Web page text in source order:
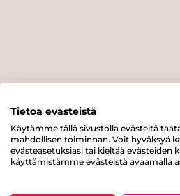
Tietoa evästeistä
Käytämme tällä sivustolla evästeitä
mahdollisen toiminnan. Voit hyväksyä
evästeasetuksiasi tai kieltää evästeiden
käyttämistämme evästeistä avaamalla